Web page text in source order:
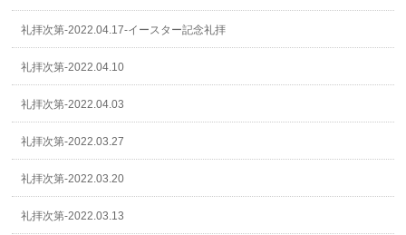
礼拝次第-2022.04.17-イースター記念礼拝
礼拝次第-2022.04.10
礼拝次第-2022.04.03
礼拝次第-2022.03.27
礼拝次第-2022.03.20
礼拝次第-2022.03.13